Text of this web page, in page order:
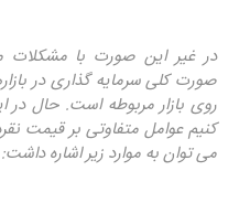
در غیر این صورت با مشکلات
صورت کلی سرمایه گذاری در
روی بازار مربوطه است. حال
کنیم عوامل متفاوتی بر قیمت
می توان به موارد زیر اشاره داشت: